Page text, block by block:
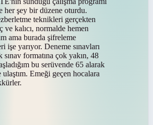
her şey bir düzene oturdu.
teknikleri gerçekten
ve kalıcı, normalde hemen
ama burada şifreleme
işe yarıyor. Deneme sınavları
sınav formatına çok yakın, 48
bu serüvende 65 alarak
ulaştım. Emeği geçen hocalara